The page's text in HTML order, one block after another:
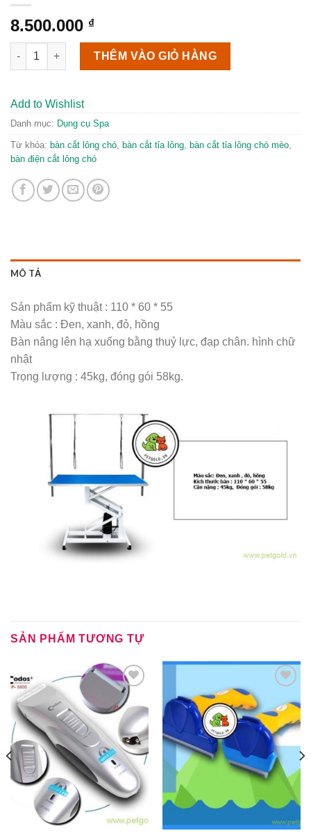
8.500.000 ₫
Bàn chữ nhật cắt tỉa lông cho chó mèo thuỷ lực số lượng
THÊM VÀO GIỎ HÀNG
Add to Wishlist
Danh mục: Dụng cụ Spa
Từ khóa: bàn cắt lông chó, bàn cắt tỉa lông, bàn cắt tỉa lông chó mèo,
bàn điện cắt lông chó
MÔ TẢ
Sản phẩm kỹ thuật : 110 * 60 * 55
Màu sắc : Đen, xanh, đỏ, hồng
Bàn nâng lên hạ xuống bằng thuỷ lực, đạp chân. hình chữ
nhật
Trọng lượng : 45kg, đóng gói 58kg.
SẢN PHẨM TƯƠNG TỰ
Add to
Wishlist
Wishlist